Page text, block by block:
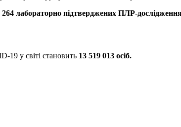
264 лабораторно підтверджених ПЛР-
19 у світі становить 13 519 013 осіб.